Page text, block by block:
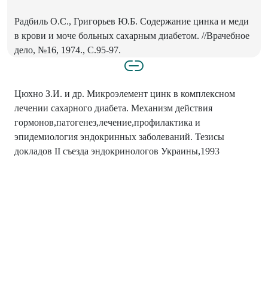
Радбиль О.С., Григорьев Ю.Б. Содержание цинка и меди
в крови и моче больных сахарным диабетом. //Врачебное
дело, №16, 1974., С.95-97.
Цюхно З.И. и др. Микроэлемент цинк в комплексном
лечении сахарного диабета. Механизм действия
гормонов,патогенез,лечение,профилактика и
эпидемиология эндокринных заболеваний. Тезисы
докладов II съезда эндокринологов Украины,1993